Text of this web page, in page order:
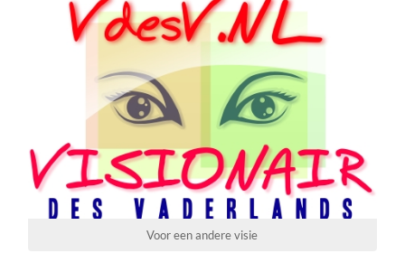
Voor een andere visie